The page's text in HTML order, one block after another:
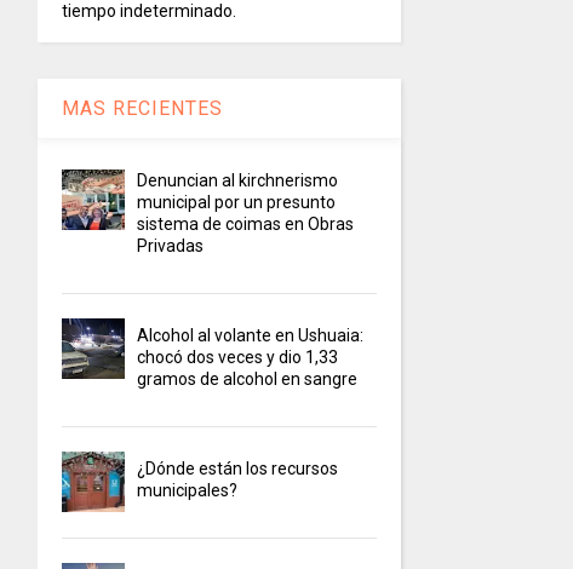
tiempo indeterminado.
MAS RECIENTES
Denuncian al kirchnerismo
municipal por un presunto
sistema de coimas en Obras
Privadas
Alcohol al volante en Ushuaia:
chocó dos veces y dio 1,33
gramos de alcohol en sangre
¿Dónde están los recursos
municipales?